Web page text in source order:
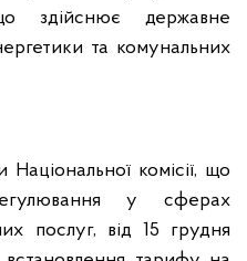
здійснює державне
та комунальних
комісії, що
у сферах
послуг, від 15 грудня